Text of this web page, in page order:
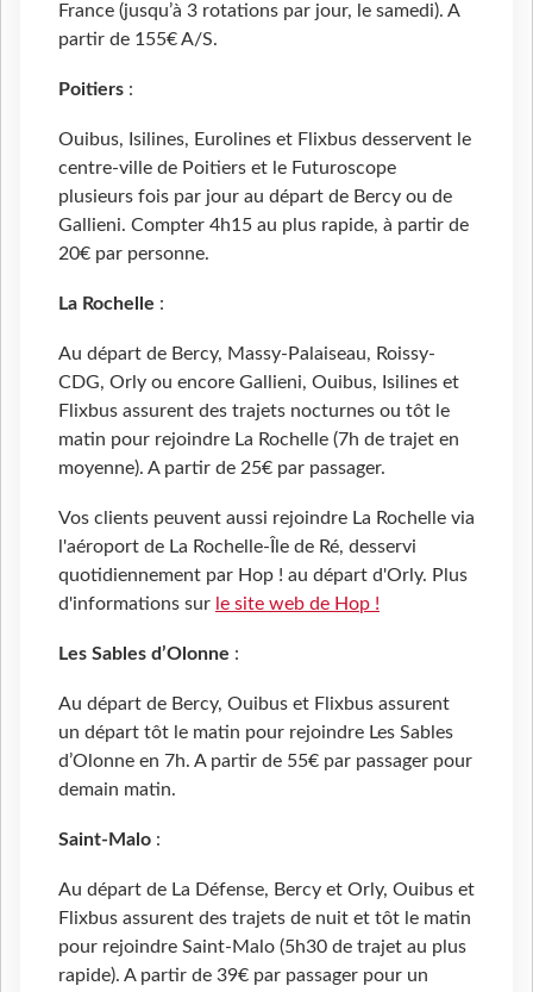
France (jusqu’à 3 rotations par jour, le samedi). A
partir de 155€ A/S.
Poitiers :
Ouibus, Isilines, Eurolines et Flixbus desservent le
centre-ville de Poitiers et le Futuroscope
plusieurs fois par jour au départ de Bercy ou de
Gallieni. Compter 4h15 au plus rapide, à partir de
20€ par personne.
La Rochelle :
Au départ de Bercy, Massy-Palaiseau, Roissy-
CDG, Orly ou encore Gallieni, Ouibus, Isilines et
Flixbus assurent des trajets nocturnes ou tôt le
matin pour rejoindre La Rochelle (7h de trajet en
moyenne). A partir de 25€ par passager.
Vos clients peuvent aussi rejoindre La Rochelle via
l'aéroport de La Rochelle-Île de Ré, desservi
quotidiennement par Hop ! au départ d'Orly. Plus
d'informations sur le site web de Hop !
Les Sables d’Olonne :
Au départ de Bercy, Ouibus et Flixbus assurent
un départ tôt le matin pour rejoindre Les Sables
d’Olonne en 7h. A partir de 55€ par passager pour
demain matin.
Saint-Malo :
Au départ de La Défense, Bercy et Orly, Ouibus et
Flixbus assurent des trajets de nuit et tôt le matin
pour rejoindre Saint-Malo (5h30 de trajet au plus
rapide). A partir de 39€ par passager pour un